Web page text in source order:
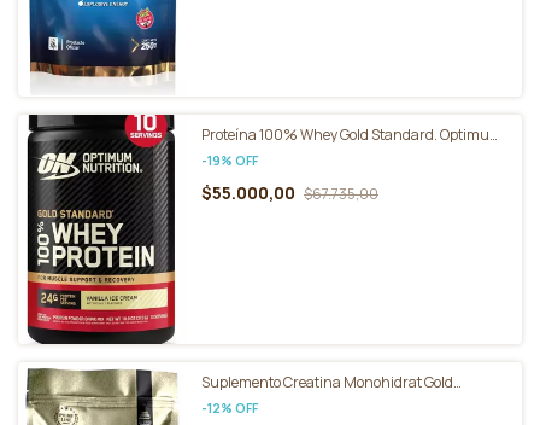
Proteína 100% Whey Gold Standard. Optimum
-19% OFF
$55.000,00 $67.735,00
Suplemento Creatina Monohidrat Gold
-12% OFF